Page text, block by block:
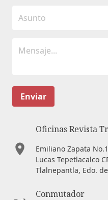
Enviar
Oficinas Revista
Emiliano Zapata
Lucas Tepetlacalco
Tlalnepantla, Edo.
Conmutador